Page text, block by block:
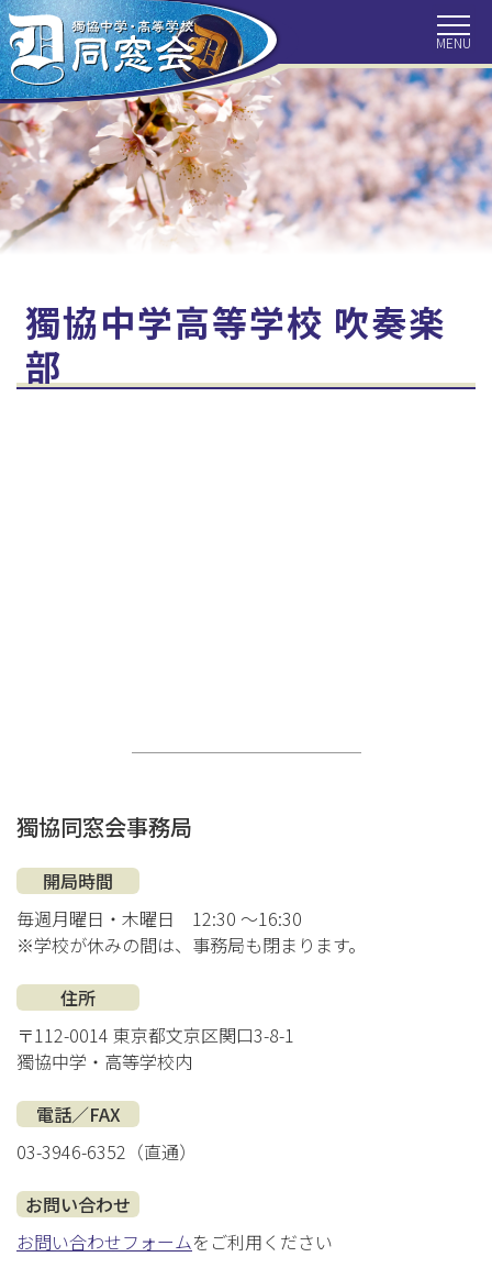
HOME トピックス
いて
会長挨拶 事務局より
会報
クラス会だ
より
獨協ぶらり
旅
目で見る獨
協百年
探訪
続き
クラス会補お問い合わ同窓会の収
獨協中学高等学校 吹奏楽
部
獨協同窓会事務局
開局時間
毎週月曜日・木曜日 12:30 ～16:30
※学校が休みの間は、事務局も閉まります。
住所
〒112-0014 東京都文京区関口3-8-1
獨協中学・高等学校内
電話／FAX
03-3946-6352（直通）
お問い合わせ
お問い合わせフォームをご利用ください